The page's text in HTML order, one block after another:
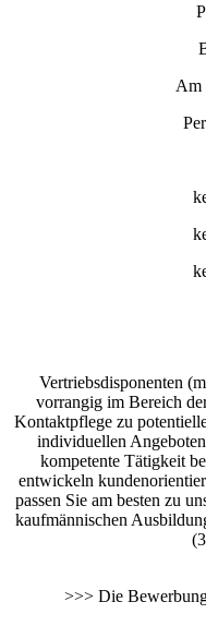
Am
Vertriebsdisponenten
vorrangig im Bereich
Kontaktpflege zu
individuellen
kompetente Tätigkeit
entwickeln
passen Sie am besten zu
kaufmännischen
>>> Die